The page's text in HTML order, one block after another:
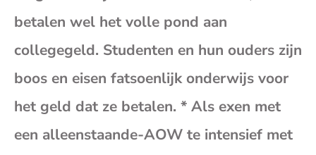
op
Facebook
bericht
op
X
bericht
op op
betalen wel het volle pond aan
collegegeld. Studenten en hun ouders zijn
boos en eisen fatsoenlijk onderwijs voor
het geld dat ze betalen. * Als exen met
een alleenstaande-AOW te intensief met